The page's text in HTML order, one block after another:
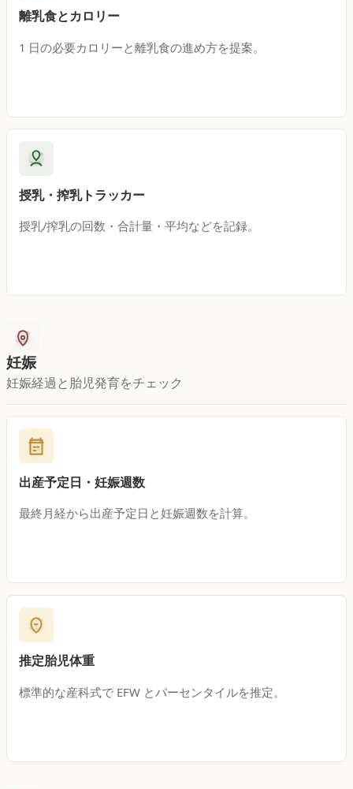
離乳食とカロリー
1 日の必要カロリーと離乳食の進め方を提案。
授乳・搾乳トラッカー
授乳/搾乳の回数・合計量・平均などを記録。
妊娠
妊娠経過と胎児発育をチェック
出産予定日・妊娠週数
最終月経から出産予定日と妊娠週数を計算。
推定胎児体重
標準的な産科式で EFW とパーセンタイルを推定。